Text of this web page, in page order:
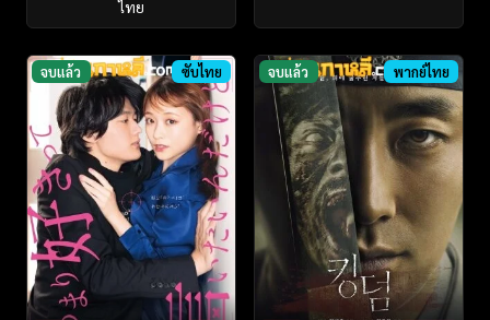
ไทย
จบแล้ว ซับไทย จบแล้ว พากย์ไทย